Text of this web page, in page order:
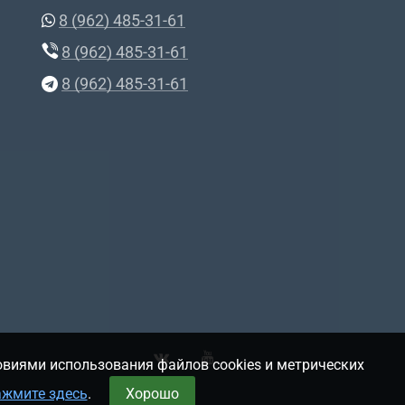
8 (962) 485-31-61
8 (962) 485-31-61
8 (962) 485-31-61
использования файлов cookies и метрических
здесь. Хорошо